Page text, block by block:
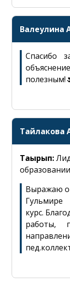
Валеулина
Спасибо
Тайлакова
Тақырып:
образовании
Выражаю
Гульмире
курс.
работы,
Аты-жөні
Email
Телефон
Хабар
закрытия
действительно
ДА